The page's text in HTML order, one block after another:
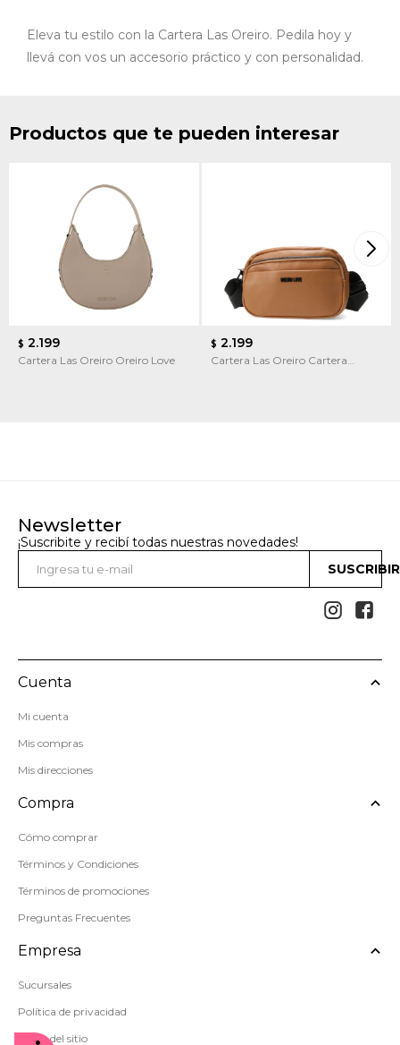
Eleva tu estilo con la Cartera Las Oreiro. Pedila hoy y
llevá con vos un accesorio práctico y con personalidad.
Productos que te pueden interesar
$ 2.199
Cartera Las Oreiro Oreiro Love
$ 2.199
Cartera Las Oreiro Cartera
Newsletter
¡Suscribite y recibí todas nuestras novedades!
 
Cuenta
Mi cuenta
Mis compras
Mis direcciones
Compra
Cómo comprar
Términos y Condiciones
Términos de promociones
Preguntas Frecuentes
Empresa
Sucursales
Política de privacidad
Mapa del sitio